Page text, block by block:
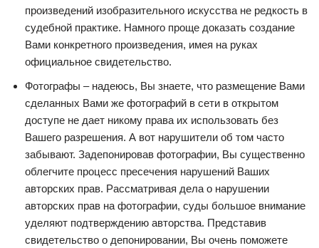
произведений изобразительного искусства не редкость в
судебной практике. Намного проще доказать создание
Вами конкретного произведения, имея на руках
официальное свидетельство.
Фотографы – надеюсь, Вы знаете, что размещение Вами
сделанных Вами же фотографий в сети в открытом
доступе не дает никому права их использовать без
Вашего разрешения. А вот нарушители об том часто
забывают. Задепонировав фотографии, Вы существенно
облегчите процесс пресечения нарушений Ваших
авторских прав. Рассматривая дела о нарушении
авторских прав на фотографии, суды большое внимание
уделяют подтверждению авторства. Представив
свидетельство о депонировании, Вы очень поможете